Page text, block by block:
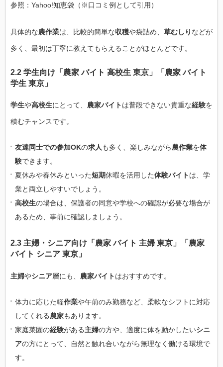
参照：Yahoo!知恵袋（※口コミ例として引用）
具体的な農作業は、比較的簡単な収穫や袋詰め、 草むしり などが
多く、最初は丁寧に教えてもらえることがほとんどです。
2.2 学生向け「農家 バイト 高校生 東京」「農家 バイト
学生 東京」
学生や高校生にとって、 農家バイトは普段できない貴重な経験を
積むチャンスです。
友達同士での参加OKの求人 も多く、楽しみながら農作業を体
験できます。
夏休みや春休みといった短期休暇を活用した体験バイトは、学
業と両立しやすいでしょう。
高校生の場合は、保護者の同意や学校への確認が必要な場合が
あるため、事前に確認しましょう。
2.3 主婦・シニア向け「農家 バイト 主婦 東京」「農家
バイト シニア 東京」
主婦やシニア層にも、 農家バイトはおすすめです。
体力に応じた軽作業や午前のみ勤務など、柔軟なシフトに対応
してくれる農家もあります。
家庭菜園の経験がある主婦の方や、適度に体を動かしたいシニ
アの方にとって、自然と触れ合いながら無理なく働ける環境で
す。